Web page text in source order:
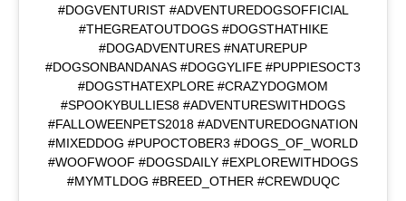
#DOGVENTURIST #ADVENTUREDOGSOFFICIAL
#THEGREATOUTDOGS #DOGSTHATHIKE
#DOGADVENTURES #NATUREPUP
#DOGSONBANDANAS #DOGGYLIFE #PUPPIESOCT3
#DOGSTHATEXPLORE #CRAZYDOGMOM
#SPOOKYBULLIES8 #ADVENTURESWITHDOGS
#FALLOWEENPETS2018 #ADVENTUREDOGNATION
#MIXEDDOG #PUPOCTOBER3 #DOGS_OF_WORLD
#WOOFWOOF #DOGSDAILY #EXPLOREWITHDOGS
#MYMTLDOG #BREED_OTHER #CREWDUQC